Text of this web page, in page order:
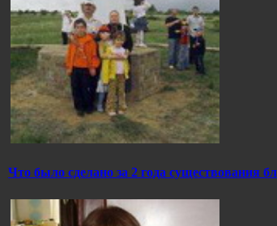
Что было сделано за 2 года существования